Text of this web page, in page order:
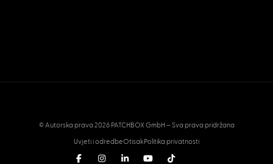
© Autorska prava 2026 PATCHBOX GmbH – Sva prava pridržana
Uvjeti i odredbeOtisakPolitika privatnosti